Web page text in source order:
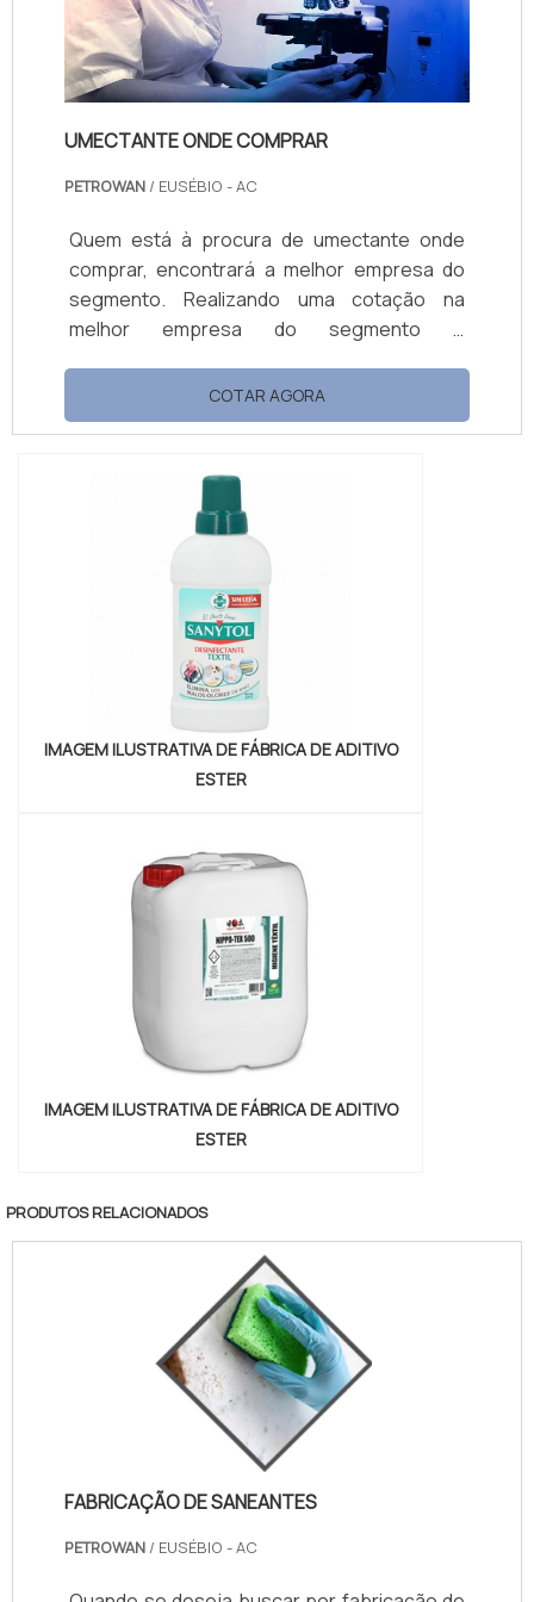
UMECTANTE ONDE COMPRAR
PETROWAN / EUSÉBIO - AC
Quem está à procura de umectante onde
comprar, encontrará a melhor empresa do
segmento. Realizando uma cotação na
melhor empresa do segmento e
da área de atuação. Quando o tema é
umectante onde comprar, com a Petrowan
técnica especializada. UM POUCO MAIS
SOBRE UMECTANTE ONDE COMPRAR A
Petrowan centraliza seus esforços em
proporcionar para os parceiros um...
COTAR AGORA
IMAGEM ILUSTRATIVA DE FÁBRICA DE ADITIVO
ESTER
IMAGEM ILUSTRATIVA DE FÁBRICA DE ADITIVO
ESTER
PRODUTOS RELACIONADOS
FABRICAÇÃO DE SANEANTES
PETROWAN / EUSÉBIO - AC